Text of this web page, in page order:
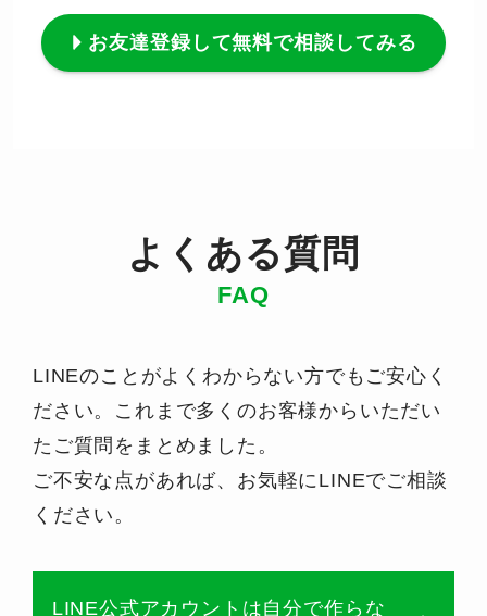
お友達登録して無料で相談してみる
よくある質問
FAQ
LINEのことがよくわからない方でもご安心く
ださい。これまで多くのお客様からいただい
たご質問をまとめました。
ご不安な点があれば、お気軽にLINEでご相談
ください。
LINE公式アカウントは自分で作らな